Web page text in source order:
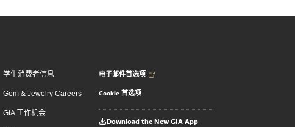
学生消费者信息
Gem & Jewelry Careers
GIA 工作机会
电子邮件首选项
Cookie 首选项
Download the New GIA App